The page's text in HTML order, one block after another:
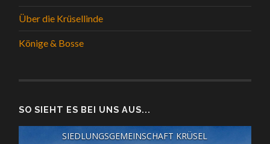
Über die Krüsellinde
Könige & Bosse
SO SIEHT ES BEI UNS AUS...
SIEDLUNGSGEMEINSCHAFT KRÜSEL